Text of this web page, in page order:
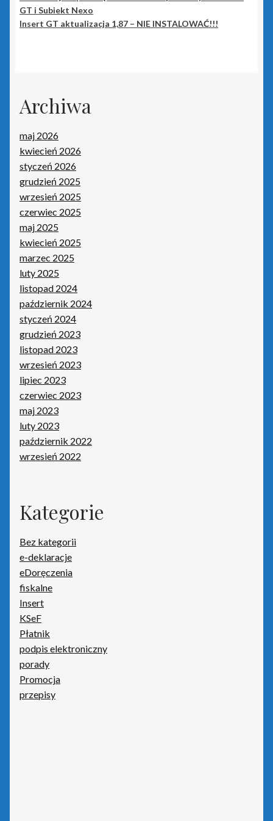
Płatnik
Pozostałe produkty Insert
Sieci – porady
Sklep
Strona główna
Terminale płatnicze
Tonery i tusze
WAPRO by Asseco
Zamówienie
Zdalna pomoc
GT i Subiekt Nexo
Insert GT aktualizacja 1,87 – NIE INSTALOWAĆ!!!
Archiwa
maj 2026
kwiecień 2026
styczeń 2026
grudzień 2025
wrzesień 2025
czerwiec 2025
maj 2025
kwiecień 2025
marzec 2025
luty 2025
listopad 2024
październik 2024
styczeń 2024
grudzień 2023
listopad 2023
wrzesień 2023
lipiec 2023
czerwiec 2023
maj 2023
luty 2023
październik 2022
wrzesień 2022
Kategorie
Bez kategorii
e-deklaracje
eDoręczenia
fiskalne
Insert
KSeF
Płatnik
podpis elektroniczny
porady
Promocja
przepisy